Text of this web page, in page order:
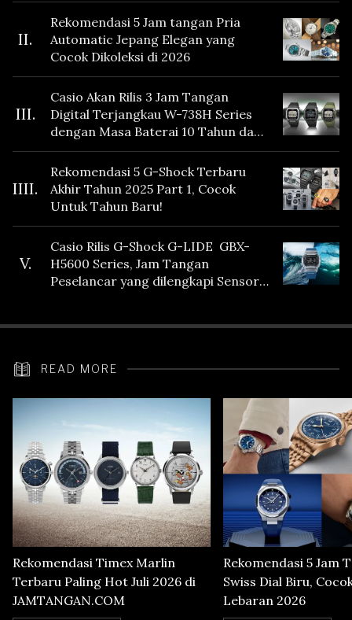
II.
Rekomendasi 5 Jam tangan Pria
Automatic Jepang Elegan yang
Cocok Dikoleksi di 2026
III.
Casio Akan Rilis 3 Jam Tangan
Digital Terjangkau W-738H Series
dengan Masa Baterai 10 Tahun dan
Fitur Vibration
IIII.
Rekomendasi 5 G-Shock Terbaru
Akhir Tahun 2025 Part 1, Cocok
Untuk Tahun Baru!
V.
Casio Rilis G-Shock G-LIDE GBX-
H5600 Series, Jam Tangan
Peselancar yang dilengkapi Sensor
READ MORE
Rekomendasi Timex Marlin
Terbaru Paling Hot Juli 2026 di
JAMTANGAN.COM
Rekomendasi 5 Jam
Swiss Dial Biru,
Lebaran 2026